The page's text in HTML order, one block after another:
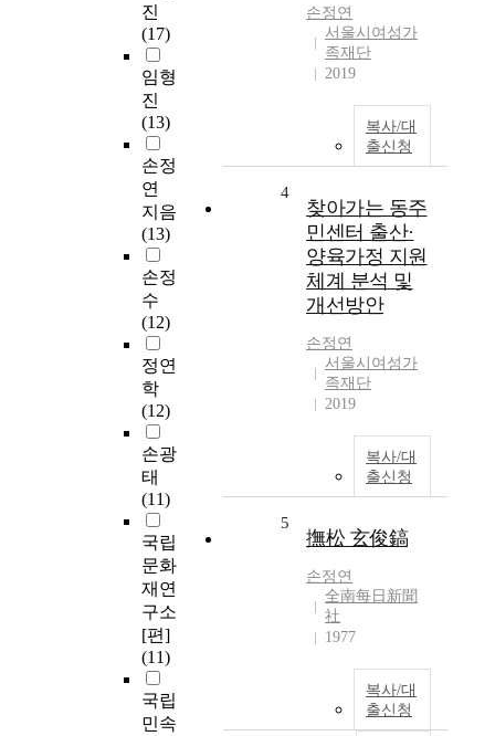
진
(17)
임형
진
(13)
손정
연
지음
(13)
손정
수
(12)
정연
학
(12)
손광
태
(11)
국립
문화
재연
구소
[편]
(11)
국립
민속
손정연
서울시여성가
족재단
2019
복사/대
출신청
4
찾아가는 동주
민센터 출산·
양육가정 지원
체계 분석 및
개선방안
손정연
서울시여성가
족재단
2019
복사/대
출신청
5
撫松 玄俊鎬
손정연
全南每日新聞
社
1977
복사/대
출신청